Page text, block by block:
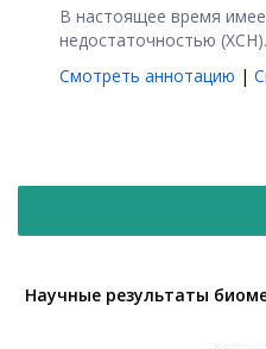
В настоящее время
недостаточностью
Смотреть аннотацию |
Научные результаты